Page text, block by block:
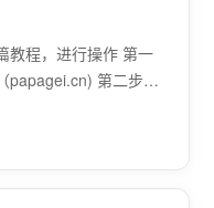
教程，进行操作 第一
papagei.cn) 第二步：
浏览器下载完毕，打